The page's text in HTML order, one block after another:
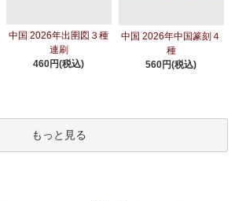
中国 2026年出圉図３種
連刷
460円(税込)
中国 2026年中国篆刻４
種
560円(税込)
もっと見る